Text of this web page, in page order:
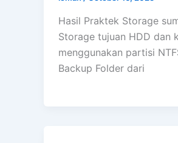
Hasil Praktek Storage
Storage tujuan HDD dan
menggunakan partisi
Backup Folder dari